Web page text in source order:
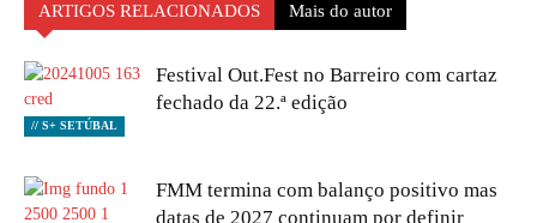
ARTIGOS RELACIONADOS Mais do autor
// S+ SETÚBAL
Festival Out.Fest no Barreiro com cartaz
fechado da 22.ª edição
FMM termina com balanço positivo mas
datas de 2027 continuam por definir